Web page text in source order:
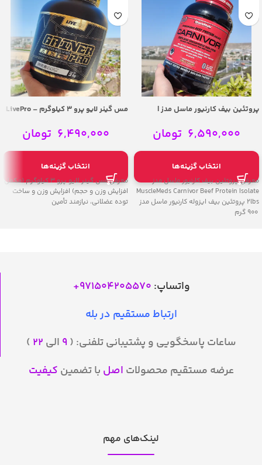
پروتئین بیف کارنیور ماسل مدز |
Isolate 2lbs
6,590,000 تومان
انتخاب گزینه‌ها
معرفی پروتئین بیف کارنیور ماسل مدز
MuscleMeds Carnivor Beef Protein Isolate
2lbs پروتئین بیف ایزوله کارنیور ماسل مدز
مس گینر لایو پرو 3 کیلوگرم – LivePro
Gainer
6,490,000 تومان
انتخاب گزینه‌ها
معرفی مس گینر لایو پرو 3 کیلوگرم (مکمل
افزایش وزن و حجم) افزایش وزن و ساخت
توده عضلانی، نیازمند تأمین
واتساپ: 971504205570
+
ارتباط مستقیم در بله
ساعات پاسخگویی و پشتیبانی تلفنی: ( ۹ الی ۲۲ )
عرضه مستقیم محصولات اصل با تضمین کیفیت
لینک‌های مهم